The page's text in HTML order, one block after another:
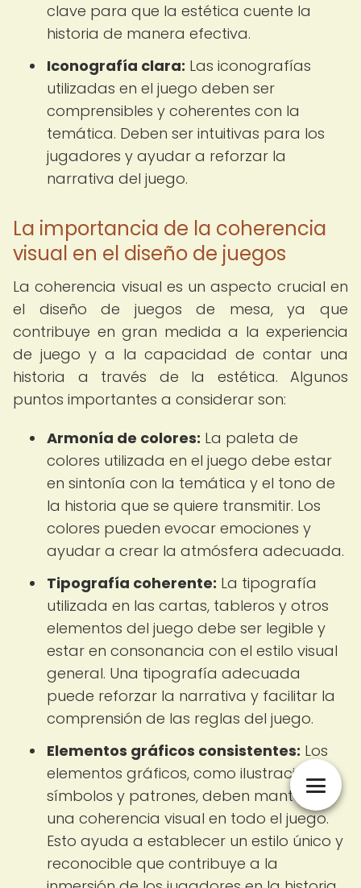
clave para que la estética cuente la
historia de manera efectiva.
Iconografía clara: Las iconografías
utilizadas en el juego deben ser
comprensibles y coherentes con la
temática. Deben ser intuitivas para los
jugadores y ayudar a reforzar la
narrativa del juego.
La importancia de la coherencia
visual en el diseño de juegos
La coherencia visual es un aspecto crucial en
el diseño de juegos de mesa, ya que
contribuye en gran medida a la experiencia
de juego y a la capacidad de contar una
historia a través de la estética. Algunos
puntos importantes a considerar son:
Armonía de colores: La paleta de
colores utilizada en el juego debe estar
en sintonía con la temática y el tono de
la historia que se quiere transmitir. Los
colores pueden evocar emociones y
ayudar a crear la atmósfera adecuada.
Tipografía coherente: La tipografía
utilizada en las cartas, tableros y otros
elementos del juego debe ser legible y
estar en consonancia con el estilo visual
general. Una tipografía adecuada
puede reforzar la narrativa y facilitar la
comprensión de las reglas del juego.
Elementos gráficos consistentes: Los
elementos gráficos, como ilustraciones,
símbolos y patrones, deben mantener
una coherencia visual en todo el juego.
Esto ayuda a establecer un estilo único y
reconocible que contribuye a la